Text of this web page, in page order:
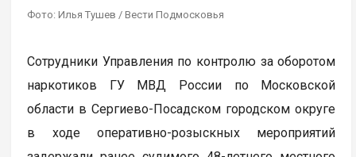
Фото: Илья Тушев / Вести Подмосковья
Сотрудники Управления по контролю за оборотом
наркотиков ГУ МВД России по Московской
области в Сергиево-Посадском городском округе
в ходе оперативно-розыскных мероприятий